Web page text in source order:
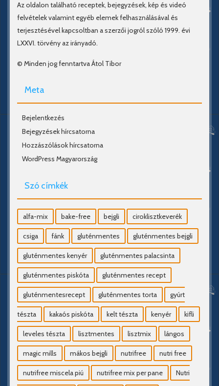
Az oldalon található receptek, bejegyzések, kép és videó
felvételek valamint egyéb elemek felhasználásával és
terjesztésével kapcsoltban a szerzői jogról szóló 1999. évi
LXXVI. törvény az irányadó.
© Minden jog fenntartva Átol Tibor
Meta
Bejelentkezés
Bejegyzések hírcsatorna
Hozzászólások hírcsatorna
WordPress Magyarország
Szó címkék
alfa-mix bake-free bejgli ciroklisztkeverék
csiga fánk gluténmentes gluténmentes bejgli
gluténmentes kenyér gluténmentes palacsinta
gluténmentes piskóta gluténmentes recept
gluténmentesrecept gluténmentes torta gyúrt
tészta kakaós piskóta kelt tészta kenyér kifli
leveles tészta lisztmentes lisztmix lángos
magic mills mákos bejgli nutrifree nutri free
nutrifree miscela piú nutrifree mix per pane Nutri